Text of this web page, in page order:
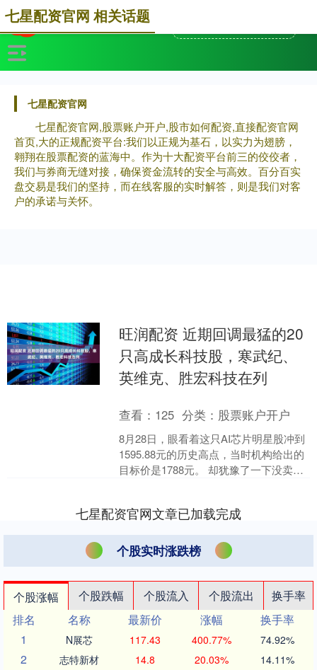
七星配资官网
七星配资官网,股票账户开户,股市如何配资,直接配资官网
首页,大的正规配资平台:我们以正规为基石，以实力为翅膀，
翱翔在股票配资的蓝海中。作为十大配资平台前三的佼佼者，
我们与券商无缝对接，确保资金流转的安全与高效。百分百实
盘交易是我们的坚持，而在线客服的实时解答，则是我们对客
户的承诺与关怀。
七星配资官网 相关话题
旺润配资 近期回调最猛的20
只高成长科技股，寒武纪、
英维克、胜宏科技在列
查看： 125 分类： 股票账户开户
8月28日，眼看着这只AI芯片明星股冲到
1595.88元的历史高点，当时机构给出的
目标价是1788元。 却犹豫了一下没卖，
七星配资官网文章已加载完成
个股实时涨跌榜
个股涨幅 个股跌幅 个股流入 个股流出
换手率
排名
名称 最新价 涨幅
换手率
1
N展芯 117.43 400.77% 74.92%
2 志特新材 14.8 20.03% 14.11%